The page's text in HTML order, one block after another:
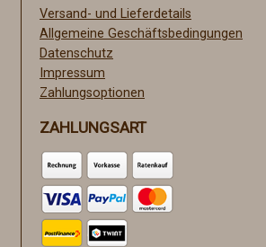
Versand- und Lieferdetails
Allgemeine Geschäftsbedingungen
Datenschutz
Impressum
Zahlungsoptionen
ZAHLUNGSART